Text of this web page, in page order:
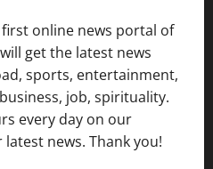
online news portal of
get the latest news
sports, entertainment,
job, spirituality.
every day on our
news. Thank you!